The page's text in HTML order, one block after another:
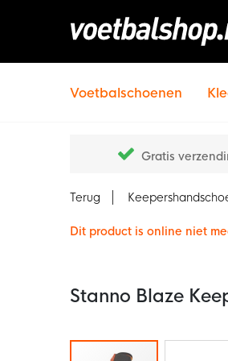
Voetbalschoenen
Gratis
Terug
Dit product is online niet
Stanno Blaze
Ga